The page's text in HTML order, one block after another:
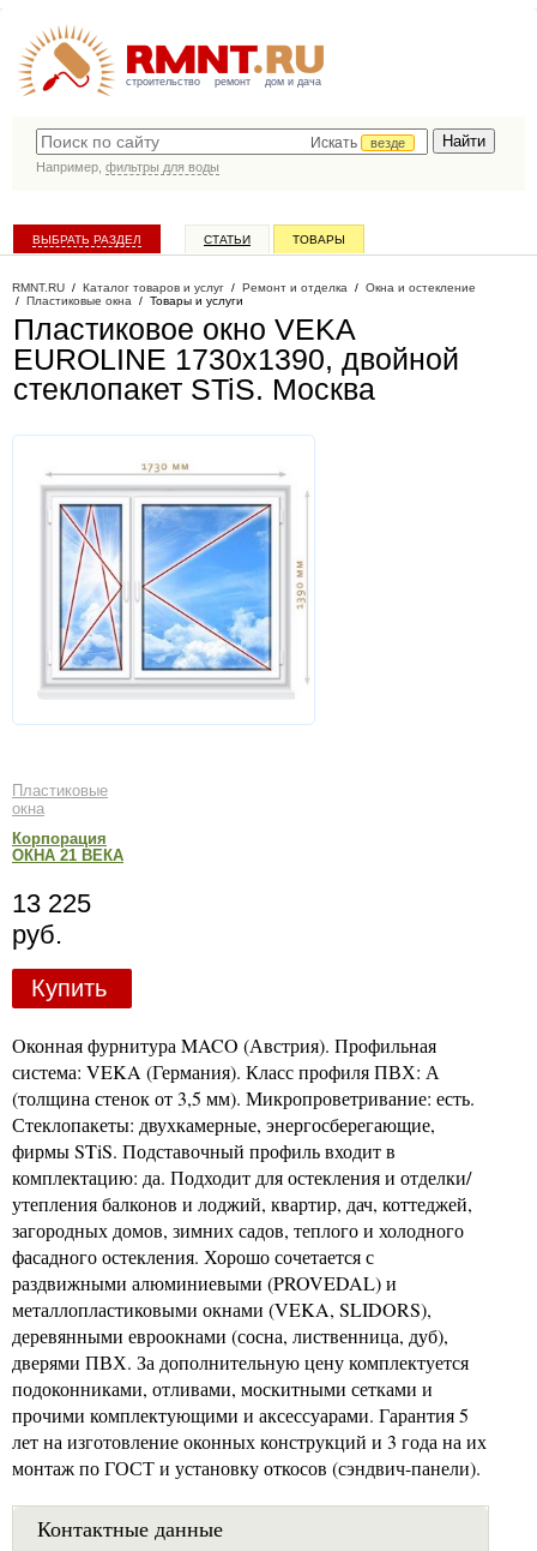
строительство ремонт дом и дача
Искать
везде
Например, фильтры для воды
ВЫБРАТЬ РАЗДЕЛ СТАТЬИ ТОВАРЫ
RMNT.RU / Каталог товаров и услуг / Ремонт и отделка / Окна и остекление
/ Пластиковые окна / Товары и услуги
Пластиковое окно VEKA
EUROLINE 1730х1390, двойной
стеклопакет STiS. Москва
Пластиковые
окна
Корпорация
ОКНА 21 ВЕКА
13 225
руб.
Купить
Оконная фурнитура MACO (Австрия). Профильная
система: VEKA (Германия). Класс профиля ПВХ: А
(толщина стенок от 3,5 мм). Микропроветривание: есть.
Стеклопакеты: двухкамерные, энергосберегающие,
фирмы STiS. Подставочный профиль входит в
комплектацию: да. Подходит для остекления и отделки/
утепления балконов и лоджий, квартир, дач, коттеджей,
загородных домов, зимних садов, теплого и холодного
фасадного остекления. Хорошо сочетается с
раздвижными алюминиевыми (PROVEDAL) и
металлопластиковыми окнами (VEKA, SLIDORS),
деревянными евроокнами (сосна, лиственница, дуб),
дверями ПВХ. За дополнительную цену комплектуется
подоконниками, отливами, москитными сетками и
прочими комплектующими и аксессуарами. Гарантия 5
лет на изготовление оконных конструкций и 3 года на их
монтаж по ГОСТ и установку откосов (сэндвич-панели).
Контактные данные